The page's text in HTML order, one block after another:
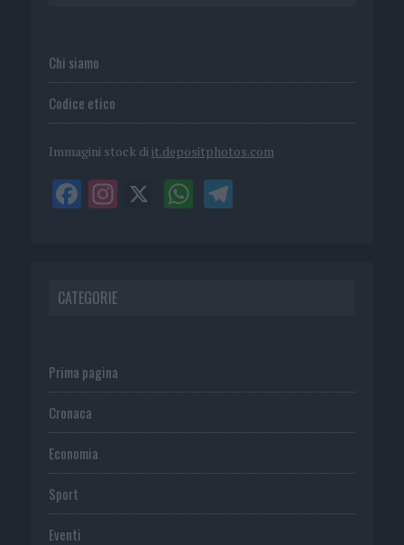
Chi siamo
Codice etico
Immagini stock di it.depositphotos.com
CATEGORIE
Prima pagina
Cronaca
Economia
Sport
Eventi